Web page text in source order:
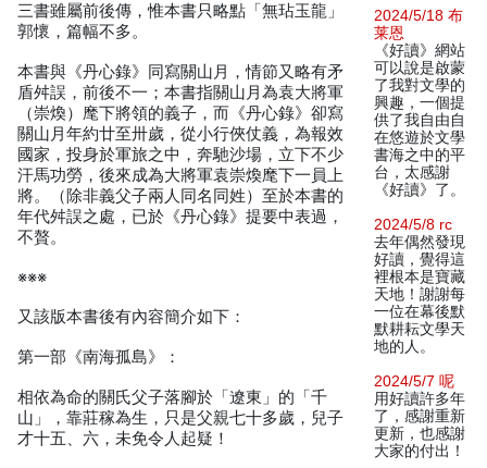
三書雖屬前後傳，惟本書只略點「無玷玉龍」
郭懷，篇幅不多。
本書與《丹心錄》同寫關山月，情節又略有矛
盾舛誤，前後不一；本書指關山月為袁大將軍
（崇煥）麾下將領的義子，而《丹心錄》卻寫
關山月年約廿至卅歲，從小行俠仗義，為報效
國家，投身於軍旅之中，奔馳沙場，立下不少
汗馬功勞，後來成為大將軍袁崇煥麾下一員上
將。（除非義父子兩人同名同姓）至於本書的
年代舛誤之處，已於《丹心錄》提要中表過，
不贅。
※※※
又該版本書後有內容簡介如下：
第一部《南海孤島》：
相依為命的關氏父子落腳於「遼東」的「千
山」，靠莊稼為生，只是父親七十多歲，兒子
才十五、六，未免令人起疑！
2024/5/18 布
莱恩
《好讀》網站
可以說是啟蒙
了我對文學的
興趣，一個提
供了我自由自
在悠遊於文學
書海之中的平
台，太感謝
《好讀》了。
2024/5/8 rc
去年偶然發現
好讀，覺得這
裡根本是寶藏
天地！謝謝每
一位在幕後默
默耕耘文學天
地的人。
2024/5/7 呢
用好讀許多年
了，感謝重新
更新，也感謝
大家的付出！